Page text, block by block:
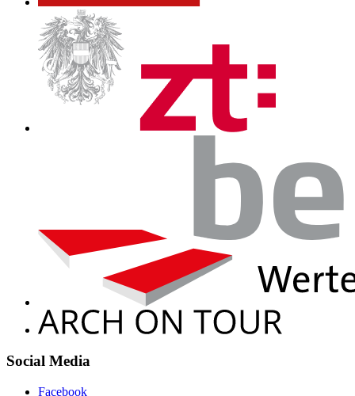
Social Media
Facebook